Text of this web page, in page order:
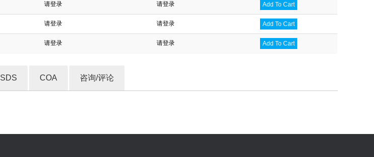
请登录 请登录 Add To Cart
请登录 请登录 Add To Cart
请登录 请登录 Add To Cart
COA 咨询/评论